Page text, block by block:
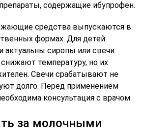
содержащие ибупрофен.
средства выпускаются в
формах. Для детей
актуальны сиропы или свечи.
температуру, но их
Свечи срабатывают не
долго. Перед применением
консультация с врачом.
за молочными